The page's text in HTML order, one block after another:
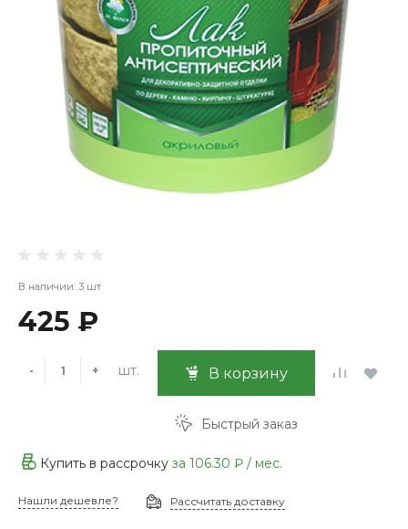
В наличии: 3 шт
425 ₽
- + шт. В корзину
Быстрый заказ
Купить в рассрочку за 106.30 ₽ / мес.
Нашли дешевле? Рассчитать доставку